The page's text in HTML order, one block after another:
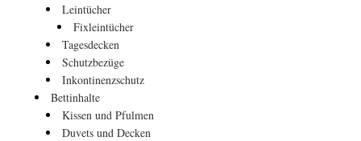
Leintücher
Fixleintücher
Tagesdecken
Schutzbezüge
Inkontinenzschutz
Bettinhalte
Kissen und Pfulmen
Duvets und Decken